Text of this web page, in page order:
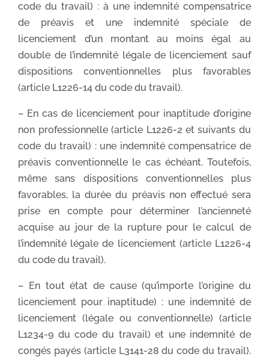
code du travail) : à une indemnité compensatrice
de préavis et une indemnité spéciale de
licenciement d’un montant au moins égal au
double de l’indemnité légale de licenciement sauf
dispositions conventionnelles plus favorables
(article L1226-14 du code du travail).
– En cas de licenciement pour inaptitude d’origine
non professionnelle (article L1226-2 et suivants du
code du travail) : une indemnité compensatrice de
préavis conventionnelle le cas échéant. Toutefois,
même sans dispositions conventionnelles plus
favorables, la durée du préavis non effectué sera
prise en compte pour déterminer l’ancienneté
acquise au jour de la rupture pour le calcul de
l’indemnité légale de licenciement (article L1226-4
du code du travail).
– En tout état de cause (qu’importe l’origine du
licenciement pour inaptitude) : une indemnité de
licenciement (légale ou conventionnelle) (article
L1234-9 du code du travail) et une indemnité de
congés payés (article L3141-28 du code du travail).